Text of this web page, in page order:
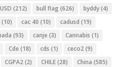
(212) bull flag (626) byddy(4)
(10) cac 40 (10) cadusd (19)
(93) canje (3) Cannabis (1)
Cde (18) cds (1) ceco2(9)
CGPA2(2) CHILE(28) China (585)